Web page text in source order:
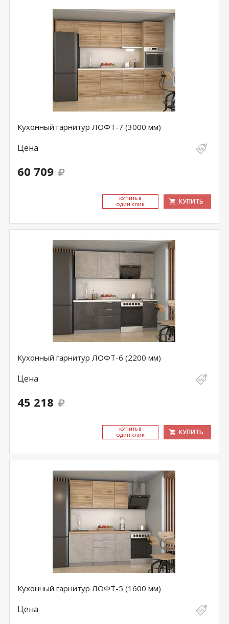
Кухонный гарнитур ЛОФТ-7 (3000 мм)
Цена
60 709
КУ­ПИТЬ В
ОДИН КЛИК
КУПИТЬ
Кухонный гарнитур ЛОФТ-6 (2200 мм)
Цена
45 218
КУ­ПИТЬ В
ОДИН КЛИК
КУПИТЬ
Кухонный гарнитур ЛОФТ-5 (1600 мм)
Цена